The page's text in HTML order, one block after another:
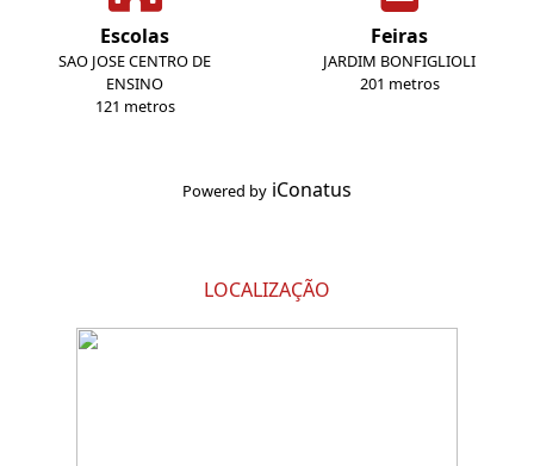
Escolas
SAO JOSE CENTRO DE
ENSINO
121 metros
Feiras
JARDIM BONFIGLIOLI
201 metros
Powered by iConatus
LOCALIZAÇÃO